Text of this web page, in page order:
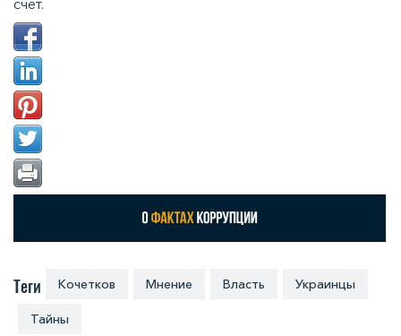
Теги Кочетков Мнение Власть Украинцы
Тайны